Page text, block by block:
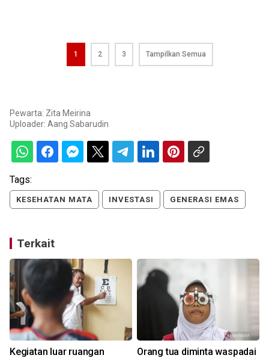
1 2 3 Tampilkan Semua
Pewarta: Zita Meirina
Uploader: Aang Sabarudin
Tags:
KESEHATAN MATA INVESTASI GENERASI EMAS
Terkait
Kegiatan luar ruangan Orang tua diminta waspadai